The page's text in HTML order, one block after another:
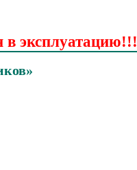
в эксплуатацию!!!